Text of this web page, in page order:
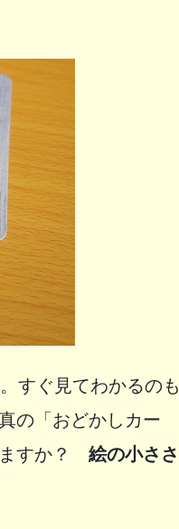
すぐ見てわかるのも
の「おどかしカー
すか？ 絵の小ささ